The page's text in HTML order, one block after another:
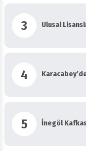
3 Ulusal
4
5 İnegöl